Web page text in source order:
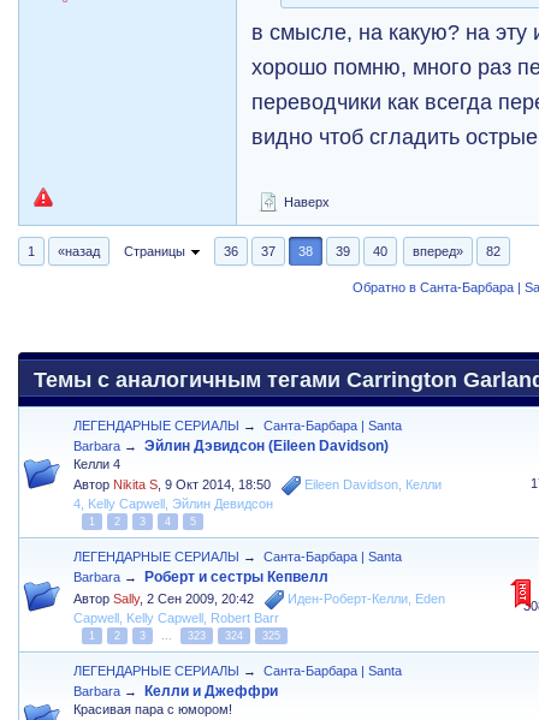
в смысле, на какую? на эту
хорошо помню, много раз
переводчики как всегда
видно чтоб сгладить
Наверх
1 «назад Страницы 36 37 38 39 40 вперед» 82
Обратно в Санта-Барбара |
Темы с аналогичным тегами Carrington
ЛЕГЕНДАРНЫЕ СЕРИАЛЫ →
Санта-Барбара | Santa
Barbara → Эйлин Дэвидсон (Eileen Davidson)
Келли 4
Автор Nikita S ,9 Окт 2014, 18:50 Eileen Davidson Келли
4 Kelly Capwell Эйлин Девидсон
1 2 3 4 5
ЛЕГЕНДАРНЫЕ СЕРИАЛЫ →
Санта-Барбара | Santa
Barbara → Роберт и сестры Кепвелл
АвторSally,2 Сен 2009, 20:42 Иден-Роберт-Келли Eden
Capwell Kelly Capwell Robert Barr
1 2 3 ... 323 324 325
ЛЕГЕНДАРНЫЕ СЕРИАЛЫ →
Санта-Барбара | Santa
Barbara → Келли и Джеффри
Красивая пара с юмором!